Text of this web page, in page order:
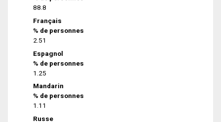
88.8
Français
% de personnes
2.51
Espagnol
% de personnes
1.25
Mandarin
% de personnes
1.11
Russe